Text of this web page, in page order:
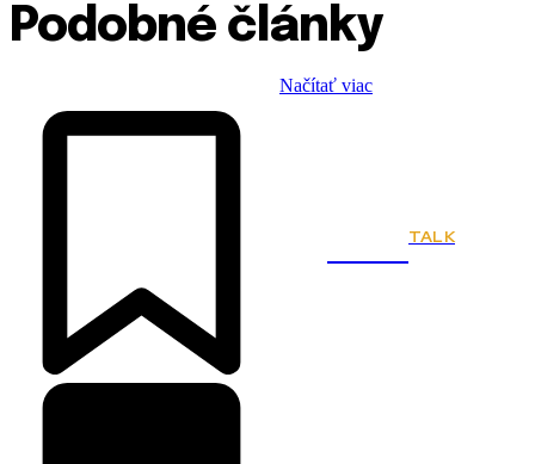
Podobné články
Načítať viac
TALK